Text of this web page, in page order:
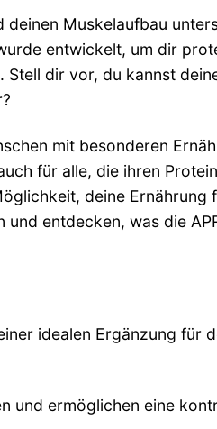
deinen Muskelaufbau
entwickelt, um dir
dir vor, du kannst
mit besonderen
für alle, die ihren
deine Ernährung
entdecken, was die
idealen Ergänzung für
und ermöglichen eine